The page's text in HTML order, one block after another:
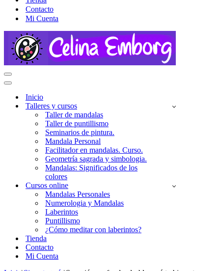
Contacto
Mi Cuenta
Menú
de
Menú
navegación
Inicio
Talleres y cursos
Taller de mandalas
Taller de puntillismo
Seminarios de pintura.
Mandala Personal
Facilitador en mandalas. Curso.
Geometría sagrada y simbologia.
Mandalas: Significados de los
colores
Cursos online
Mandalas Personales
Numerologia y Mandalas
Laberintos
Puntillismo
¿Cómo meditar con laberintos?
Tienda
Contacto
Mi Cuenta